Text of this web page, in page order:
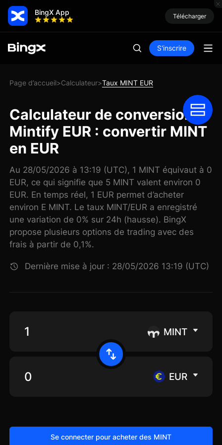
BingX App Télécharger
S'inscrire
Page d’accueil>Calculateur>Taux MINT EUR
Calculateur de conversion
Mintify EUR : convertir MINT
en EUR
Au 28/05/2026 à 13:19 (UTC), 1 MINT équivaut à 0
EUR, ce qui signifie que 5 MINT valent environ 0
EUR. En temps réel, 1 EUR permet d’acheter
environ E MINT. Le taux MINT/EUR a enregistré
une variation de 0% sur 24h (hausse). BingX
propose plusieurs options de trading avec des
frais à partir de 0,1%.
Dernière mise à jour : 28/05/2026 13:19 (UTC)
MINT
EUR
Se connecter pour acheter des MINT